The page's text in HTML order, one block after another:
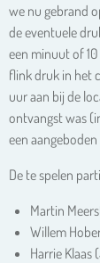
we nu gebrand
de eventuele
een minuut of
flink druk in het
uur aan bij de
ontvangst was
een
De te spelen
Martin
Willem
Harrie